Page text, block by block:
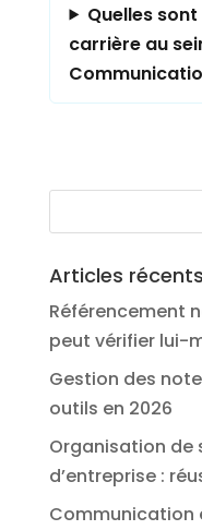
Quelles
carrière au
Articles récents
Référencement
peut vérifier lui-
Gestion des
outils en 2026
Organisation de
d’entreprise :
Communication